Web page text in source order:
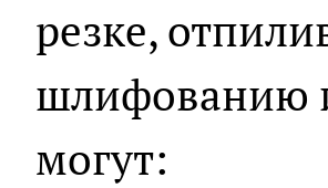
резке,
шлифованию
могут: